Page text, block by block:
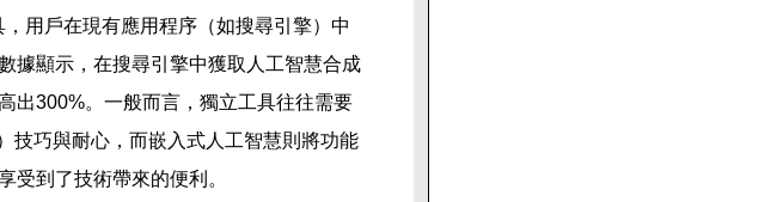
用戶在現有應用程序（如搜尋引擎）中
據顯示，在搜尋引擎中獲取人工智慧合成
出300%。一般而言，獨立工具往往需要
技巧與耐心，而嵌入式人工智慧則將功能
受到了技術帶來的便利。